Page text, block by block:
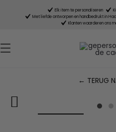
Elk item te personaliseren
Met liefde ontworpen en handbedrukt in
Klanten waarderen ons
← TERUG